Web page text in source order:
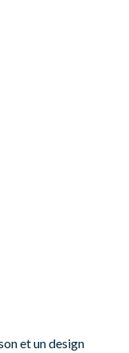
et un design